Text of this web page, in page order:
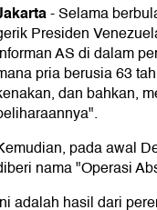
-Selama
Presiden
AS di dalam
pria berusia 63
dan bahkan,
pada awal
nama "Operasi
adalah hasil dari